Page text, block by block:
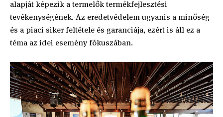
alapját képezik a termelők termékfejlesztési
tevékenységének. Az eredetvédelem ugyanis a minőség
és a piaci siker feltétele és garanciája, ezért is áll ez a
téma az idei esemény fókuszában.